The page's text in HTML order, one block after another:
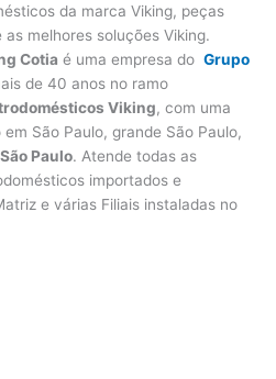
da marca Viking, peças
melhores soluções Viking.
Cotia é uma empresa doGrupo
de 40 anos no ramo
Viking, com uma
São Paulo, grande São Paulo,
Paulo. Atende todas as
importados e
e várias Filiais instaladas no